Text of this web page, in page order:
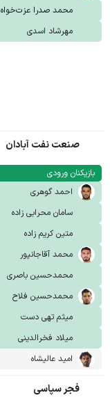
محمد صدرا عزت‌خواه
مهرشاد اسدی
صنعت نفت آبادان
بازیکنان ورودی
احمد گوهری
سامان محرابی زاده
متین کریم زاده
محمد آقاجانپور
محمدحسین باصری
محمدحسین فلاح
میثم تهی دست
میلاد فخرالدینی
امید عالیشاه
فجر سپاسی